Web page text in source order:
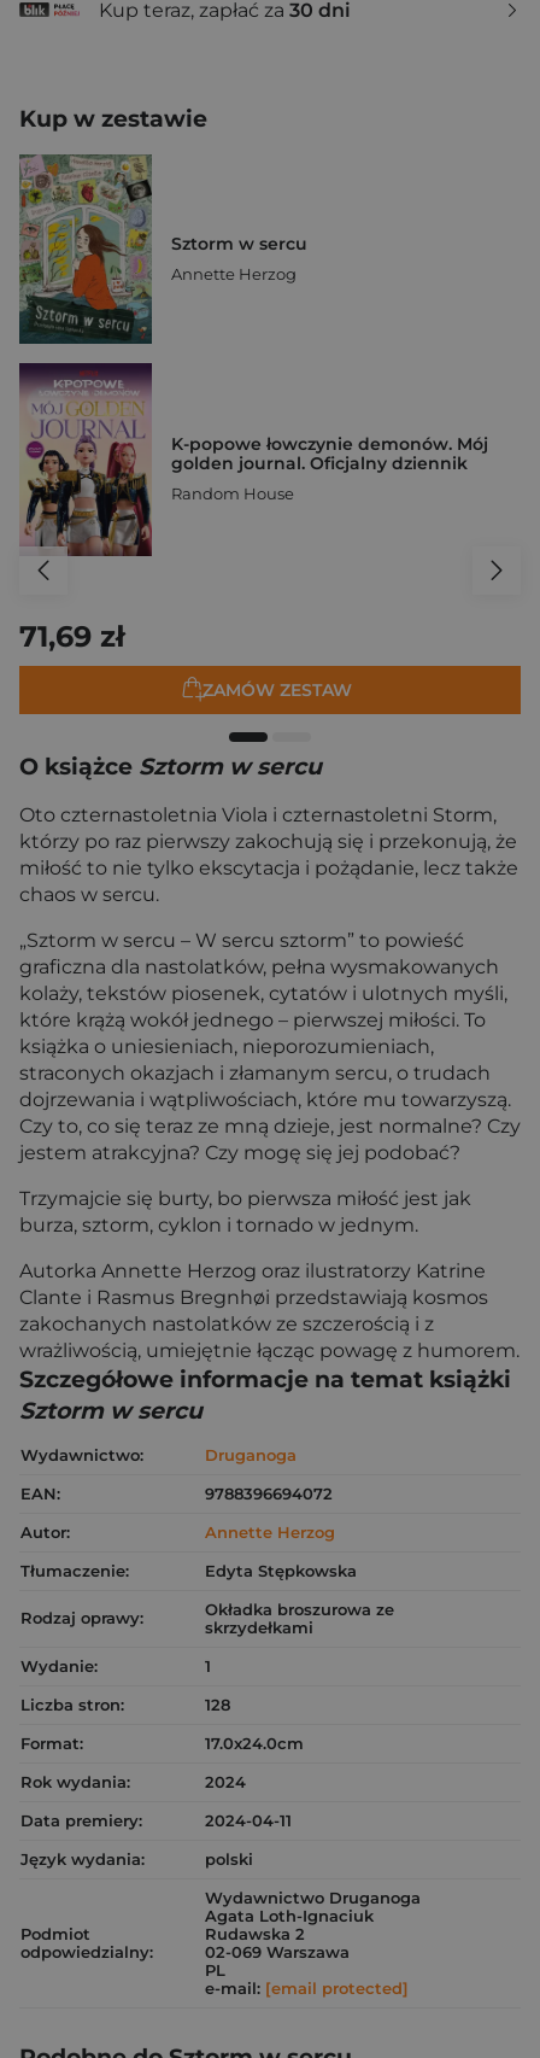
Kup teraz, zapłać za 30 dni
Kup w zestawie
Sztorm w sercu
Annette Herzog
K-popowe łowczynie demonów. Mój
golden journal. Oficjalny dziennik
Random House
71,69 zł
ZAMÓW ZESTAW
O książce Sztorm w sercu
Oto czternastoletnia Viola i czternastoletni Storm,
którzy po raz pierwszy zakochują się i przekonują, że
miłość to nie tylko ekscytacja i pożądanie, lecz także
chaos w sercu.
„Sztorm w sercu – W sercu sztorm” to powieść
graficzna dla nastolatków, pełna wysmakowanych
kolaży, tekstów piosenek, cytatów i ulotnych myśli,
które krążą wokół jednego – pierwszej miłości. To
książka o uniesieniach, nieporozumieniach,
straconych okazjach i złamanym sercu, o trudach
dojrzewania i wątpliwościach, które mu towarzyszą.
Czy to, co się teraz ze mną dzieje, jest normalne? Czy
jestem atrakcyjna? Czy mogę się jej podobać?
Trzymajcie się burty, bo pierwsza miłość jest jak
burza, sztorm, cyklon i tornado w jednym.
Autorka Annette Herzog oraz ilustratorzy Katrine
Clante i Rasmus Bregnhøi przedstawiają kosmos
zakochanych nastolatków ze szczerością i z
wrażliwością, umiejętnie łącząc powagę z humorem.
Szczegółowe informacje na temat książki
Sztorm w sercu
Wydawnictwo:
Druganoga
EAN:
9788396694072
Autor:
Annette Herzog
Tłumaczenie:
Edyta Stępkowska
Rodzaj oprawy:
Okładka broszurowa ze
skrzydełkami
Wydanie:
1
Liczba stron:
128
Format:
17.0x24.0cm
Rok wydania:
2024
Data premiery:
2024-04-11
Język wydania:
polski
Podmiot
odpowiedzialny:
Wydawnictwo Druganoga
Agata Loth-Ignaciuk
Rudawska 2
02-069 Warszawa
PL
e-mail: [email protected]